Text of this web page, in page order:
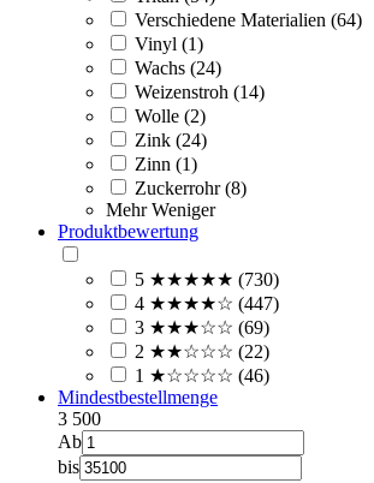
Verschiedene Materialien (64)
Vinyl (1)
Wachs (24)
Weizenstroh (14)
Wolle (2)
Zink (24)
Zinn (1)
Zuckerrohr (8)
Mehr Weniger
Produktbewertung
5 ★★★★★ (730)
4 ★★★★☆ (447)
3 ★★★☆☆ (69)
2 ★★☆☆☆ (22)
1 ★☆☆☆☆ (46)
Mindestbestellmenge
3 500
Ab
bis